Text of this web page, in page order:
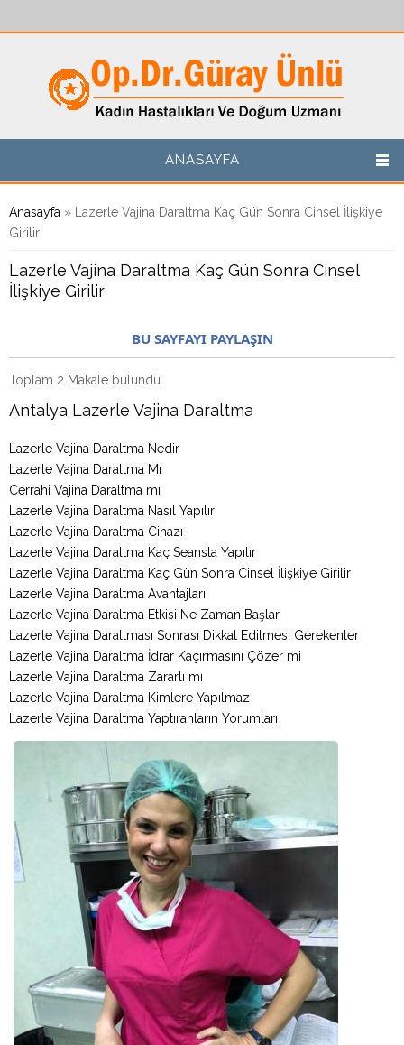
ANASAYFA
Buradasınız
Anasayfa » Lazerle Vajina Daraltma Kaç Gün Sonra Cinsel İlişkiye
Girilir
Lazerle Vajina Daraltma Kaç Gün Sonra Cinsel
İlişkiye Girilir
BU SAYFAYI PAYLAŞIN
Toplam 2 Makale bulundu
Antalya Lazerle Vajina Daraltma
Lazerle Vajina Daraltma Nedir
Lazerle Vajina Daraltma Mı
Cerrahi Vajina Daraltma mı
Lazerle Vajina Daraltma Nasıl Yapılır
Lazerle Vajina Daraltma Cihazı
Lazerle Vajina Daraltma Kaç Seansta Yapılır
Lazerle Vajina Daraltma Kaç Gün Sonra Cinsel İlişkiye Girilir
Lazerle Vajina Daraltma Avantajları
Lazerle Vajina Daraltma Etkisi Ne Zaman Başlar
Lazerle Vajina Daraltması Sonrası Dikkat Edilmesi Gerekenler
Lazerle Vajina Daraltma İdrar Kaçırmasını Çözer mi
Lazerle Vajina Daraltma Zararlı mı
Lazerle Vajina Daraltma Kimlere Yapılmaz
Lazerle Vajina Daraltma Yaptıranların Yorumları